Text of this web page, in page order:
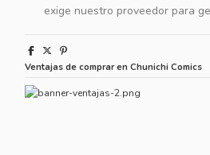
exige nuestro proveedor para
Ventajas de comprar en Chunichi Comics